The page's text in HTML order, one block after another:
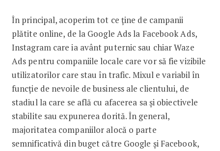
În principal, acoperim tot ce ține de campanii
plătite online, de la Google Ads la Facebook Ads,
Instagram care ia avânt puternic sau chiar Waze
Ads pentru companiile locale care vor să fie vizibile
utilizatorilor care stau în trafic. Mixul e variabil în
funcție de nevoile de business ale clientului, de
stadiul la care se află cu afacerea sa și obiectivele
stabilite sau expunerea dorită. În general,
majoritatea companiilor alocă o parte
semnificativă din buget către Google și Facebook,